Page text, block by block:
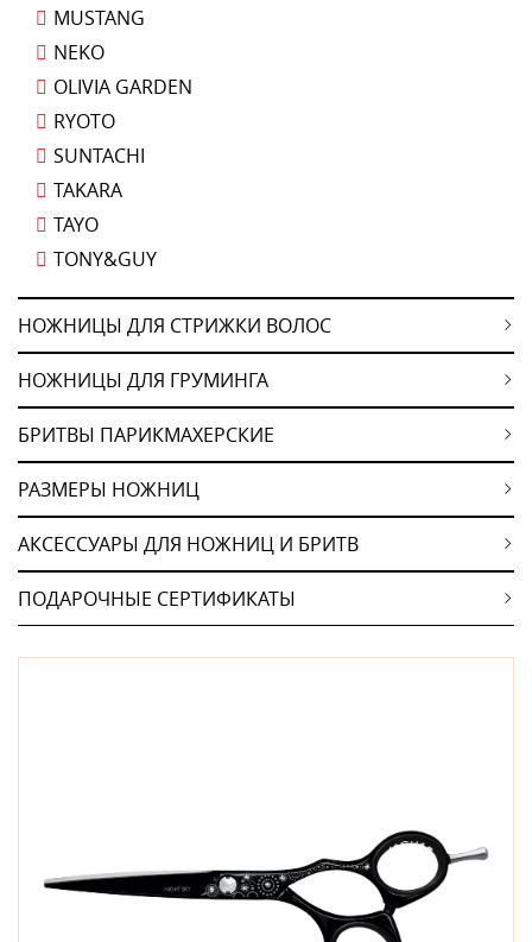
MUSTANG
NEKO
OLIVIA GARDEN
RYOTO
SUNTACHI
TAKARA
TAYO
TONY&GUY
НОЖНИЦЫ ДЛЯ СТРИЖКИ ВОЛОС
НОЖНИЦЫ ДЛЯ ГРУМИНГА
БРИТВЫ ПАРИКМАХЕРСКИЕ
РАЗМЕРЫ НОЖНИЦ
АКСЕССУАРЫ ДЛЯ НОЖНИЦ И БРИТВ
ПОДАРОЧНЫЕ СЕРТИФИКАТЫ